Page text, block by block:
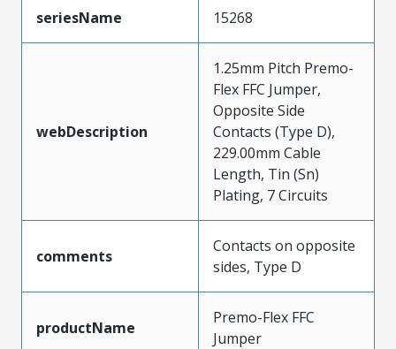
seriesName 15268
webDescription
1.25mm Pitch Premo-
Flex FFC Jumper,
Opposite Side
Contacts (Type D),
229.00mm Cable
Length, Tin (Sn)
Plating, 7 Circuits
comments
Contacts on opposite
sides, Type D
productName
Premo-Flex FFC
Jumper